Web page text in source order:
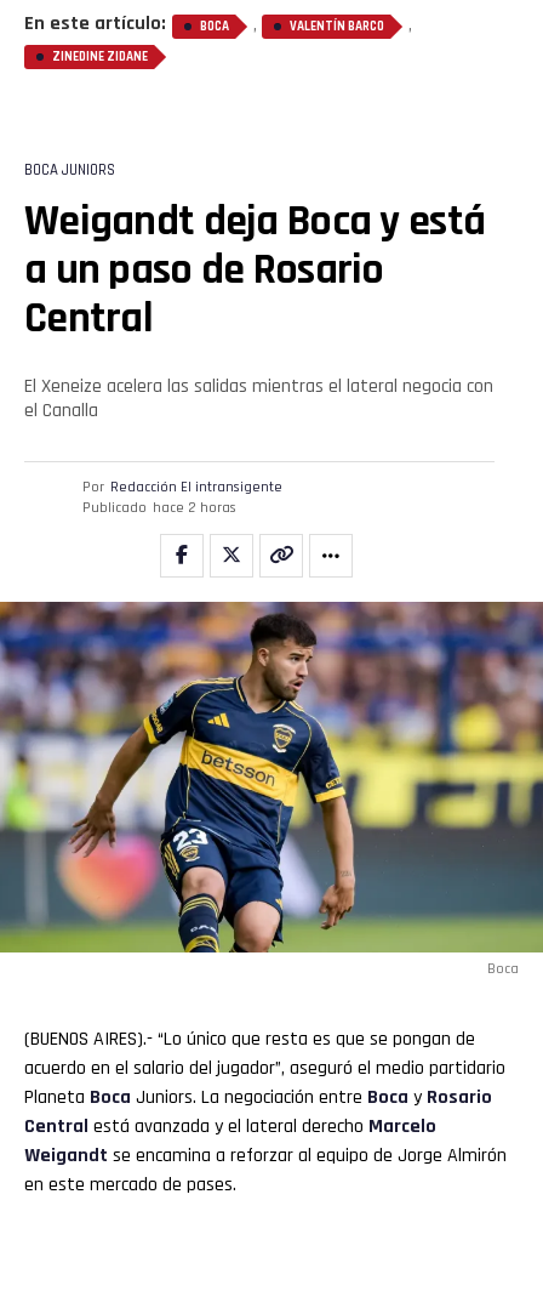
En este artículo: BOCA , VALENTÍN BARCO ,
ZINEDINE ZIDANE
BOCA JUNIORS
Weigandt deja Boca y está
a un paso de Rosario
Central
El Xeneize acelera las salidas mientras el lateral negocia con
el Canalla
Por Redacción El intransigente
Publicado hace 2 horas
Boca
(BUENOS AIRES).- “Lo único que resta es que se pongan de
acuerdo en el salario del jugador”, aseguró el medio partidario
Planeta Boca Juniors. La negociación entre Boca y Rosario
Central está avanzada y el lateral derecho Marcelo
Weigandt se encamina a reforzar al equipo de Jorge Almirón
en este mercado de pases.